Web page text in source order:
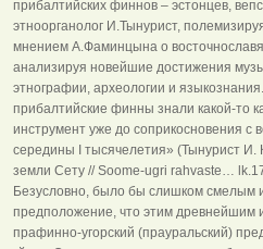
прибалтийских финнов – эстонцев,
этноорганолог И.Тынурист,
мнением А.Фаминцына о
анализируя новейшие достижения
этнографии, археологии и
прибалтийские финны знали какой-то
инструмент уже до соприкосновения с
середины I тысячелетия» (Тынурист И.
земли Сету // Soome-ugri rahvaste…
Безусловно, было бы слишком смелым
предположение, что этим древнейшим
прафинно-угорский (прауральский)